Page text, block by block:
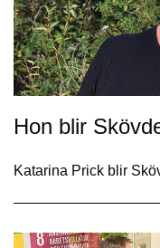
Hon blir
Katarina Prick blir